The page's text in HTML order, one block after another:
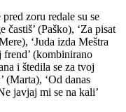
zoru redale su se
častiš’ (Paško), ‘Za pisat
‘Juda izda Meštra
(kombinirano
i štedila se za tvoj
(Marta), ‘Od danas
javjaj mi se na kali’